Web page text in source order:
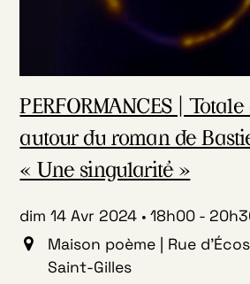
PERFORMANCES |
autour du roman de
« Une singularité »
dim 14 Avr 2024 18h00 -
Maison poème | Rue
Saint-Gilles